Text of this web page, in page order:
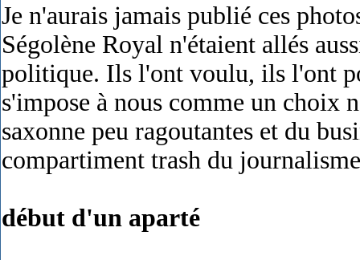
Je n'aurais jamais publié ces
Ségolène Royal n'étaient allés
politique. Ils l'ont voulu, ils l'ont
s'impose à nous comme un choix
saxonne peu ragoutantes et du
compartiment trash du
début d'un aparté